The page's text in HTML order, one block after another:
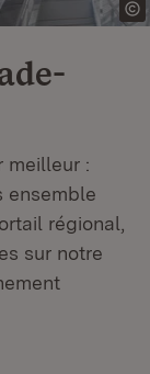
meilleur :
ensemble
régional,
sur notre